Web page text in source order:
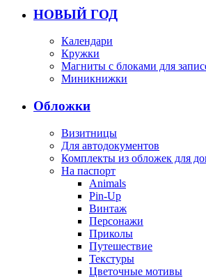
НОВЫЙ ГОД
Календари
Кружки
Магниты с блоками для
Миникнижки
Обложки
Визитницы
Для автодокументов
Комплекты из обложек для
На паспорт
Animals
Pin-Up
Винтаж
Персонажи
Приколы
Путешествие
Текстуры
Цветочные мотивы